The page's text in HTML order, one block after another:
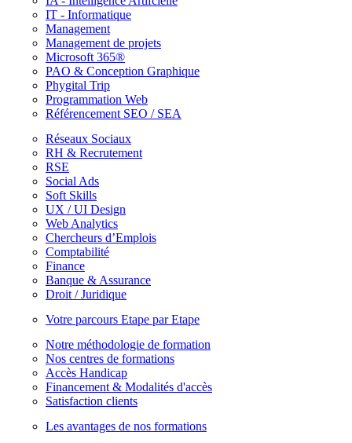
IT - Informatique
Management
Management de projets
Microsoft 365®
PAO & Conception Graphique
Phygital Trip
Programmation Web
Référencement SEO / SEA
Réseaux Sociaux
RH & Recrutement
RSE
Social Ads
Soft Skills
UX / UI Design
Web Analytics
Chercheurs d’Emplois
Comptabilité
Finance
Banque & Assurance
Droit / Juridique
Votre parcours Etape par Etape
Notre méthodologie de formation
Nos centres de formations
Accès Handicap
Financement & Modalités d'accès
Satisfaction clients
Les avantages de nos formations